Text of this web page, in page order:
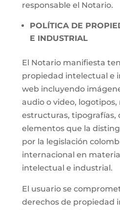
responsable el Notario.
POLÍTICA DE
E INDUSTRIAL
El Notario manifiesta
propiedad intelectual e
web incluyendo
audio o video, logotipos,
estructuras, tipografías,
elementos que la
por la legislación
internacional en
intelectual e industrial.
El usuario se
derechos de propiedad